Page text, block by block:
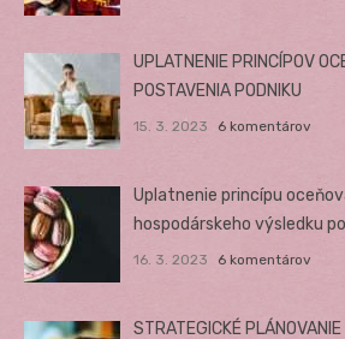
UPLATNENIE PRINCÍPOV
POSTAVENIA PODNIKU
15. 3. 2023 6 komentárov
Uplatnenie princípu
hospodárskeho výsledku
16. 3. 2023 6 komentárov
STRATEGICKÉ PLÁNOVANIE